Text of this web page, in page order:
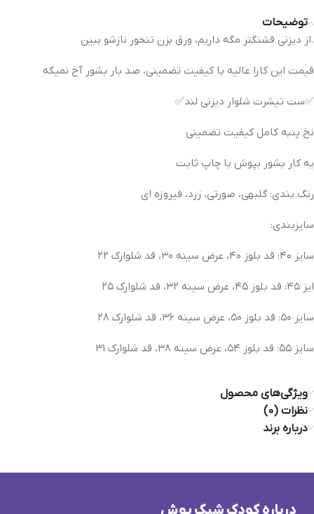
توضیحات
.از دیزنی قشنگتر مگه داریم، ورق بزن تنخور نازشو ببین
قیمت این کارا عالیه با کیفیت تضمینی، صد بار بشور آخ نمیگه
✅️ست تیشرت شلوار دیزنی لند✅️
نخ پنبه کامل کیفیت تضمینی
یه کار بشور بپوش با چاپ ثابت
رنگ بندی: گلبهی، صورتی، زرد، فیروزه ای
سایزبندی:
سایز ۴۰: قد بلوز ۴۰، عرض سینه ۳۰، قد شلوارک ۲۲
ایز ۴۵: قد بلوز ۴۵، عرض سینه ۳۲، قد شلوارک ۲۵
سایز ۵۰: قد بلوز ۵۰، عرض سینه ۳۶، قد شلوارک ۲۸
سایز ۵۵: قد بلوز ۵۴، عرض سینه ۳۸، قد شلوارک ۳۱
ویژگی‌های محصول
نظرات (0)
درباره برند
درباره کودک شیک پوش